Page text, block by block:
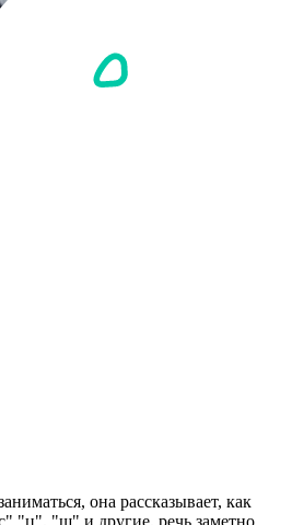
она рассказывает, как
"ц", "щ" и другие, речь заметно